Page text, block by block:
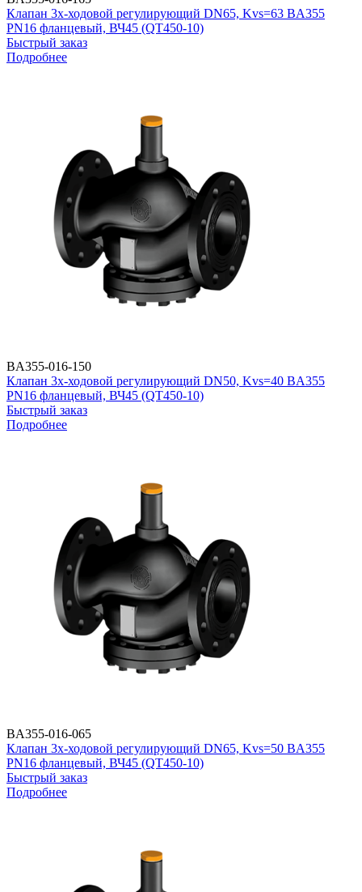
Клапан 3х-ходовой регулирующий DN65, Kvs=63 BA355
PN16 фланцевый, ВЧ45 (QT450-10)
Быстрый заказ
Подробнее
BA355-016-150
Клапан 3х-ходовой регулирующий DN50, Kvs=40 BA355
PN16 фланцевый, ВЧ45 (QT450-10)
Быстрый заказ
Подробнее
BA355-016-065
Клапан 3х-ходовой регулирующий DN65, Kvs=50 BA355
PN16 фланцевый, ВЧ45 (QT450-10)
Быстрый заказ
Подробнее